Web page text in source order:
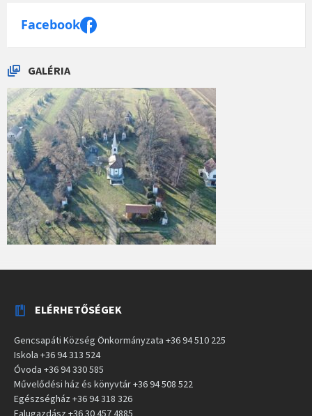
Facebook
GALÉRIA
ELÉRHETŐSÉGEK
Gencsapáti Község Önkormányzata +36 94 510 225
Iskola +36 94 313 524
Óvoda +36 94 330 585
Művelődési ház és könyvtár +36 94 508 522
Egészségház +36 94 318 326
Falugazdász +36 30 457 4885